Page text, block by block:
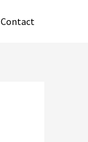
Contact